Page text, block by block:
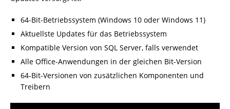
64-Bit-Betriebssystem (Windows 10 oder Windows 11)
Aktuellste Updates für das Betriebssystem
Kompatible Version von SQL Server, falls verwendet
Alle Office-Anwendungen in der gleichen Bit-Version
64-Bit-Versionen von zusätzlichen Komponenten und
Treibern